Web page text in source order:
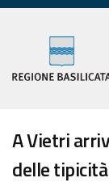
A Vietri
delle tipicità